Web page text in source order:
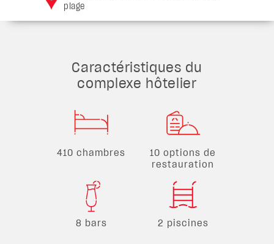
plage
Caractéristiques du
complexe hôtelier
410 chambres
10 options de
restauration
8 bars 2 piscines